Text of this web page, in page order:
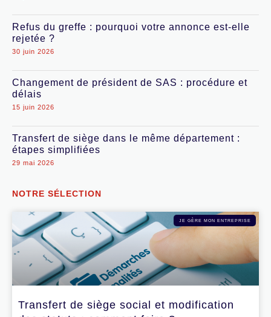
Refus du greffe : pourquoi votre annonce est-elle
rejetée ?
30 juin 2026
Changement de président de SAS : procédure et
délais
15 juin 2026
Transfert de siège dans le même département :
étapes simplifiées
29 mai 2026
NOTRE SÉLECTION
JE GÈRE MON ENTREPRISE
Transfert de siège social et modification